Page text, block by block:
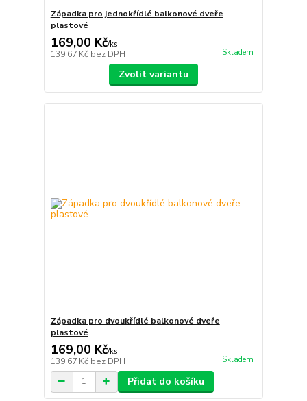
Západka pro jednokřídlé balkonové dveře
plastové
169,00 Kč/ks
139,67 Kč bez DPH Skladem
Zvolit variantu
Západka pro dvoukřídlé balkonové dveře
plastové
169,00 Kč/ks
139,67 Kč bez DPH Skladem
Přidat do košíku